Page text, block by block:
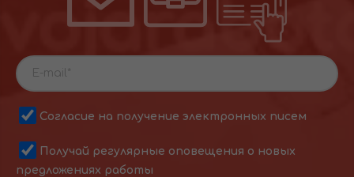
Согласие на получение электронных писем
Получай регулярные оповещения о новых
предложениях работы